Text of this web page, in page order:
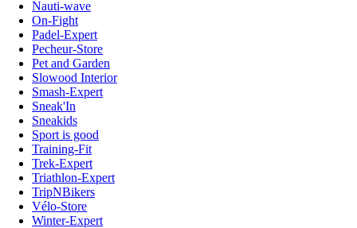
Nauti-wave
On-Fight
Padel-Expert
Pecheur-Store
Pet and Garden
Slowood Interior
Smash-Expert
Sneak'In
Sneakids
Sport is good
Training-Fit
Trek-Expert
Triathlon-Expert
TripNBikers
Vélo-Store
Winter-Expert